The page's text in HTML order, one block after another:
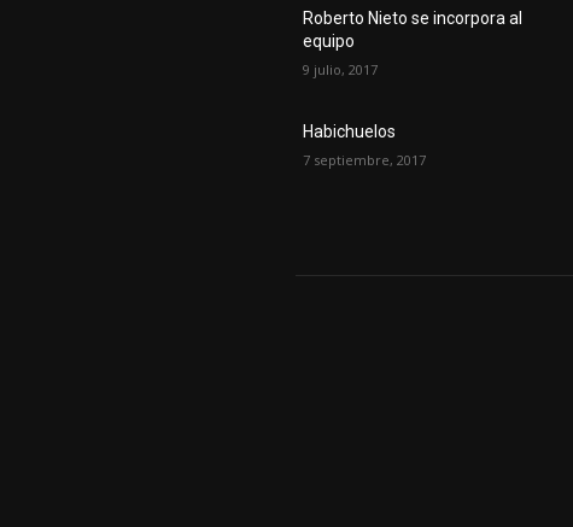
Roberto Nieto se incorpora al
equipo
9 julio, 2017
Habichuelos
7 septiembre, 2017